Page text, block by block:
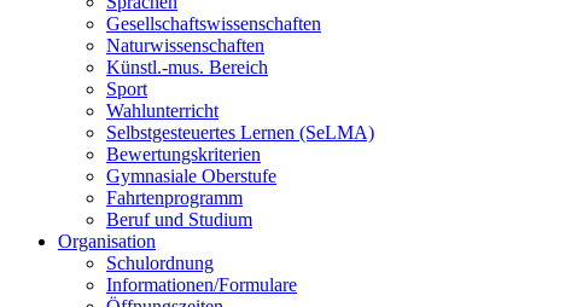
Gesellschaftswissenschaften
Naturwissenschaften
Künstl.-mus. Bereich
Sport
Wahlunterricht
Selbstgesteuertes Lernen (SeLMA)
Bewertungskriterien
Gymnasiale Oberstufe
Fahrtenprogramm
Beruf und Studium
Organisation
Schulordnung
Informationen/Formulare